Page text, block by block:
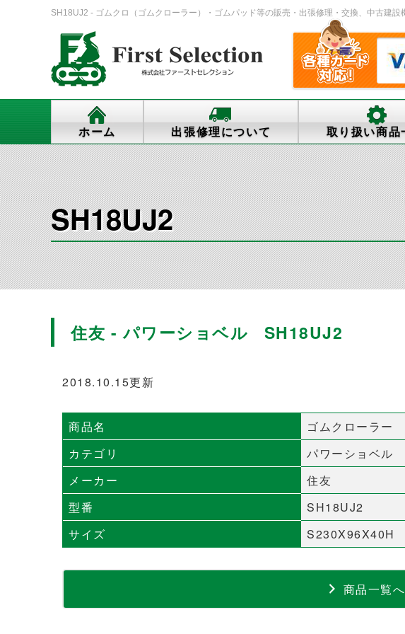
SH18UJ2 - ゴムクロ（ゴムクローラー）・ゴムパッド等の販売・出張修理・交換、中古建設
ホーム 出張修理について 取り扱い商品
SH18UJ2
住友 - パワーショベル SH18UJ2
2018.10.15更新
商品名
ゴムクローラー
カテゴリ
パワーショベル
メーカー
住友
型番
SH18UJ2
サイズ
S230X96X40H
商品一覧